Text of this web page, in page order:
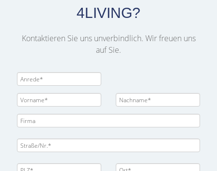
4LIVING?
Kontaktieren Sie uns unverbindlich. Wir freuen uns
auf Sie.